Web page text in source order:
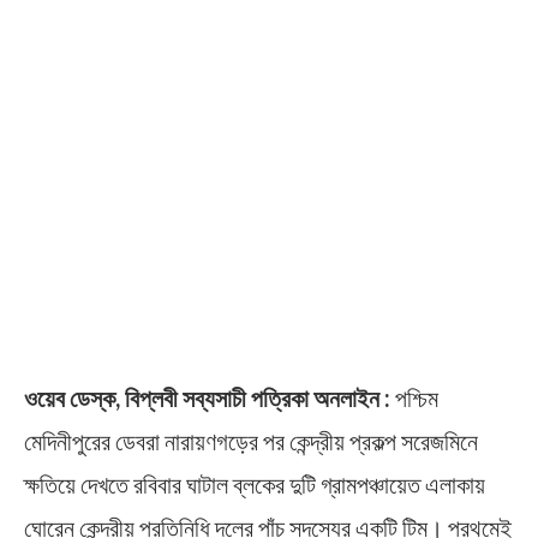
ওয়েব ডেস্ক, বিপ্লবী সব্যসাচী পত্রিকা অনলাইন : পশ্চিম
মেদিনীপুরের ডেবরা নারায়ণগড়ের পর কেন্দ্রীয় প্রকল্প সরেজমিনে
ক্ষতিয়ে দেখতে রবিবার ঘাটাল ব্লকের দুটি গ্রামপঞ্চায়েত এলাকায়
ঘোরেন কেন্দ্রীয় প্রতিনিধি দলের পাঁচ সদস্যের একটি টিম। প্রথমেই